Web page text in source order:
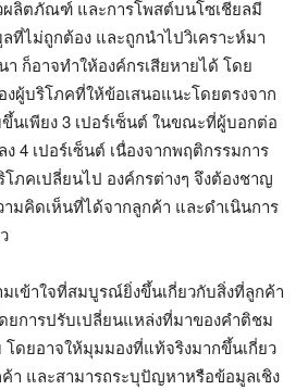
ผลิตภัณฑ์ และการโพสต์บนโซเชียลมี
ที่ไม่ถูกต้อง และถูกนำไปวิเคราะห์มา
ก็อาจทำให้องค์กรเสียหายได้ โดย
ผู้บริโภคที่ให้ข้อเสนอแนะโดยตรงจาก
นเพียง 3 เปอร์เซ็นต์ ในขณะที่ผู้บอกต่อ
4 เปอร์เซ็นต์ เนื่องจากพฤติกรรมการ
ภคเปลี่ยนไป องค์กรต่างๆ จึงต้องชาญ
มคิดเห็นที่ได้จากลูกค้า และดำเนินการ
เข้าใจที่สมบูรณ์ยิ่งขึ้นเกี่ยวกับสิ่งที่ลูกค้า
ยการปรับเปลี่ยนแหล่งที่มาของคำติชม
โดยอาจให้มุมมองที่แท้จริงมากขึ้นเกี่ยว
า และสามารถระบุปัญหาหรือข้อมูลเชิง